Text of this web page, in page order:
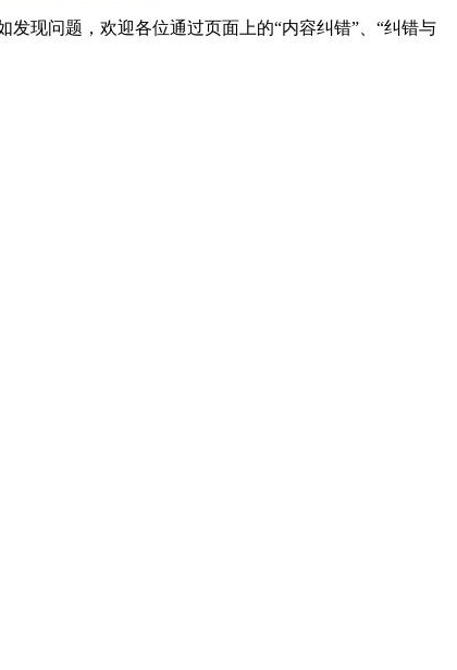
现问题，欢迎各位通过页面上的“内容纠错”、“纠错与